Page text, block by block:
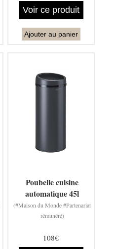
Voir ce produit
Ajouter au panier
Poubelle cuisine
automatique 45l
(#Maison du Monde #Partenariat
rémunéré)
108€